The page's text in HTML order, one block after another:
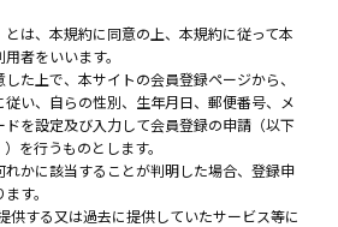
は、本規約に同意の上、本規約に従って本
者をいいます。
た上で、本サイトの会員登録ページから、
い、自らの性別、生年月日、郵便番号、メ
ドを設定及び入力して会員登録の申請（以下
を行うものとします。
れかに該当することが判明した場合、登録申
す。
供する又は過去に提供していたサービス等に